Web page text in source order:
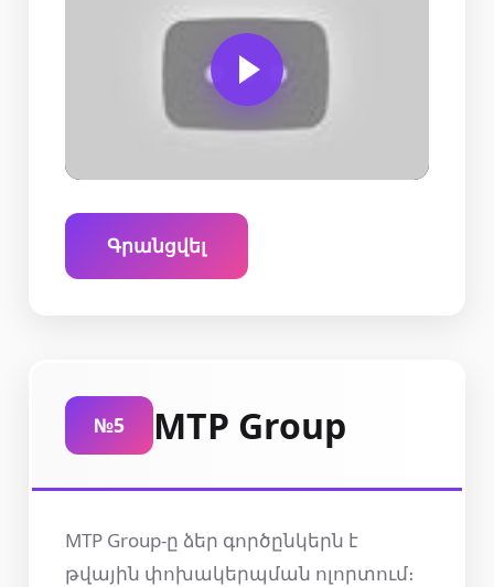
Գրանցվել
№5 MTP Group
MTP Group-ը ձեր գործընկերն է
թվային փոխակերպման ոլորտում։